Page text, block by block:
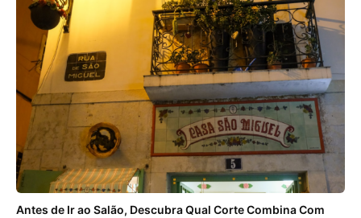
Antes de Ir ao Salão, Descubra Qual Corte Combina Com